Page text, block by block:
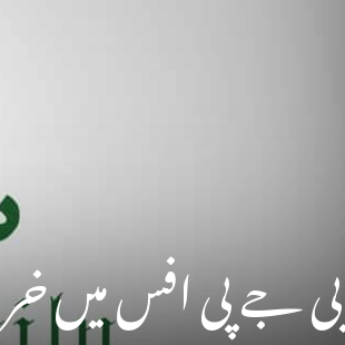
بی جے پی افس میں